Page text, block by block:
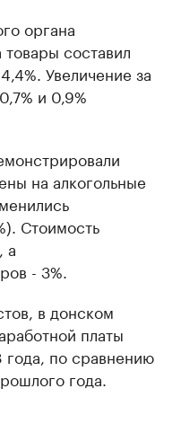
органа
составил
Увеличение за
и 0,9%
на алкогольные
Стоимость
а
- 3%.
в донском
платы
года, по сравнению
года.